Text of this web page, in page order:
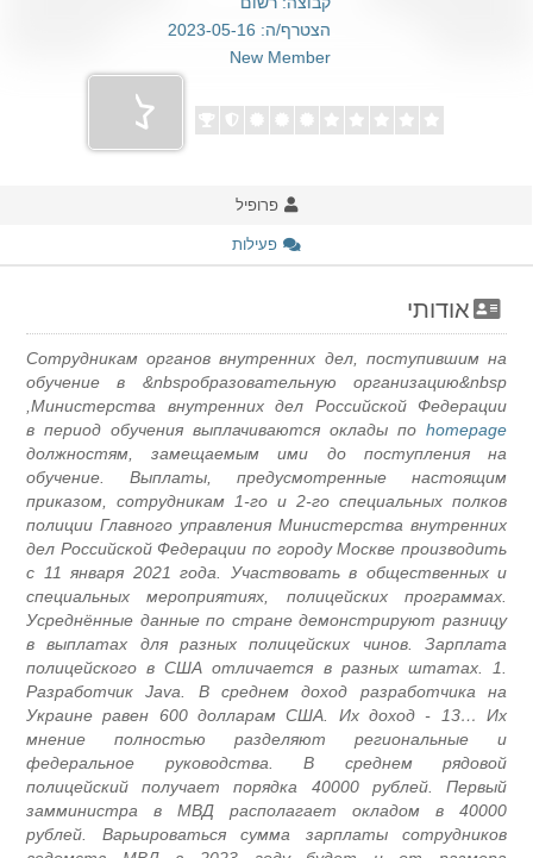
הצטרף/ה: 2023-05-16
New Member
פרופיל
פעילות
אודותי
Сотрудникам органов внутренних дел, поступившим на
обучение в &nbspобразовательную организацию&nbsp
Министерства внутренних дел Российской Федерации,
homepage
в период обучения выплачиваются оклады по
должностям, замещаемым ими до поступления на
обучение. Выплаты, предусмотренные настоящим
приказом, сотрудникам 1-го и 2-го специальных полков
полиции Главного управления Министерства внутренних
дел Российской Федерации по городу Москве производить
с 11 января 2021 года. Участвовать в общественных и
специальных мероприятиях, полицейских программах.
Усреднённые данные по стране демонстрируют разницу
в выплатах для разных полицейских чинов. Зарплата
полицейского в США отличается в разных штатах. 1.
Разработчик Java. В среднем доход разработчика на
Украине равен 600 долларам США. Их доход - 13… Их
мнение полностью разделяют региональные и
федеральное руководства. В среднем рядовой
полицейский получает порядка 40000 рублей. Первый
замминистра в МВД располагает окладом в 40000
рублей. Варьироваться сумма зарплаты сотрудников